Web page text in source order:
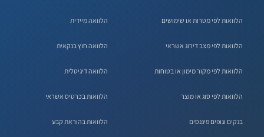
הלוואות לפי מטרות או שימושים
הלוואות לפי מצב דירוג אשראי
הלוואות לפי מקור מימון או בטוחות
הלוואות לפי סוג או מוצר
בנקים וגופים פיננסים
הלוואה מיידית
הלוואה חוץ בנקאית
הלוואה דיגיטלית
הלוואות בכרטיס אשראי
הלוואות בהוראת קבע